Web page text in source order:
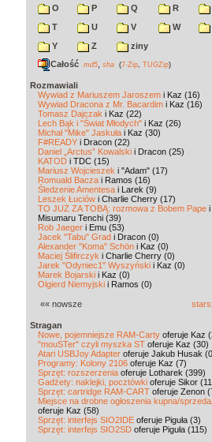
O
P Q R
T
U V W
Y
Z
ziny
Całość md5 sha (7-Zip TUGZip)
Rozmawiali
Wywiad z Mariuszem Jaroszem i Kaz (16)
Wywiad Dracona z Mr. Bacardim i Kaz (16)
Tomasz Dajczak i Kaz (22)
Lech Bąk i "Świat Młodych" i Kaz (26)
Michał "Mike" Jaskuła i Kaz (30)
F#READY i Dracon (22)
Daniel „Arctus” Kowalski i Dracon (25)
KATOD i TDC (15)
Mariusz Wojcieszek i "Adam" (17)
Romuald Bacza i Ramos (16)
Śledzenie Amentesa i Larek (9)
Leszek Łuciów i Charlie Cherry (17)
TO JUŻ ZA TOBĄ: rozmowa z Bobem Pape i
Misumaru Tenchi (39)
Rob Jaeger i Emu (53)
Jacek "Tabu" Grad i Dracon (0)
Alexander "Koma" Schön i Kaz (0)
Maciej Ślifirczyk i Charlie Cherry (0)
Jarek "Odyniec1" Wyszyński i Kaz (0)
Marek Bojarski i Kaz (0)
Olgierd Niemyjski i Ramos (0)
«« nowsze
Stragan
Nowe, pojemniejsze RAM-Carty oferuje Kaz
"mouSTer" czyli myszka ST oferuje Kaz (30)
Atari USBJoy Adapter oferuje Jakub Husak
Programy: Kolony 2106 oferuje Kaz (7)
Sprzęt: rozszerzenia oferuje Lotharek (399)
Gadżety: naklejki, pocztówki oferuje Sikor
Sprzęt: cartridge RAM-CART oferuje Zenon
Miejsce na drobne ogłoszenia kupna/
oferuje Kaz (58)
Sprzęt: interfejs SIO2IDE oferuje Piguła (3)
Sprzęt: interfejs SIO2SD oferuje Piguła (115)